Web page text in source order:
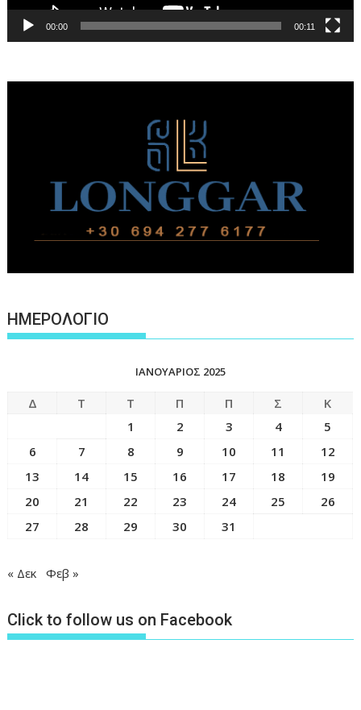
00:00 00:11
ΗΜΕΡΟΛΟΓΙΟ
ΙΑΝΟΥΆΡΙΟΣ 2025
Δ Τ Τ Π Π Σ
Κ
1
2 3 4
5
6
7 8 9 10 11
12
13
14 15 16 17 18
19
20
21 22 23 24 25
26
27
28 29 30 31
« Δεκ Φεβ »
Click to follow us on Facebook